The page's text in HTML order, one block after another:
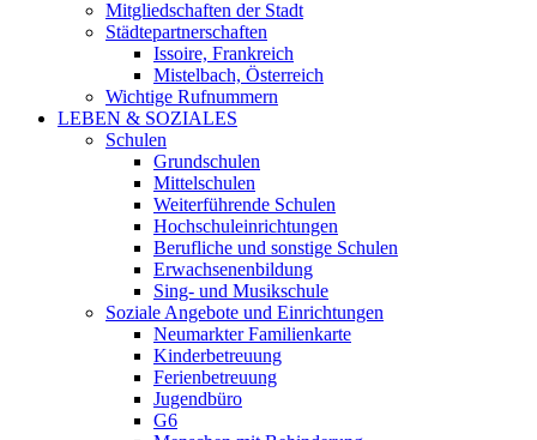
Mitgliedschaften der Stadt
Städtepartnerschaften
Issoire, Frankreich
Mistelbach, Österreich
Wichtige Rufnummern
LEBEN & SOZIALES
Schulen
Grundschulen
Mittelschulen
Weiterführende Schulen
Hochschuleinrichtungen
Berufliche und sonstige Schulen
Erwachsenenbildung
Sing- und Musikschule
Soziale Angebote und Einrichtungen
Neumarkter Familienkarte
Kinderbetreuung
Ferienbetreuung
Jugendbüro
G6